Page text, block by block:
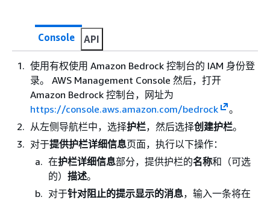
Console API
使用有权使用 Amazon Bedrock 控制台的 IAM 身份登
录。 AWS Management Console 然后，打开
Amazon Bedrock 控制台，网址为
https://console.aws.amazon.com/bedrock
。
从左侧导航栏中，选择护栏，然后选择创建护栏。
对于提供护栏详细信息页面，执行以下操作：
在护栏详细信息部分，提供护栏的名称和（可选
的） 描述。
对于针对阻止的提示显示的消息，输入一条将在